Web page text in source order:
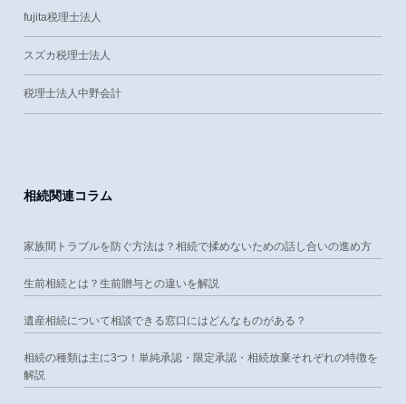
fujita税理士法人
スズカ税理士法人
税理士法人中野会計
相続関連コラム
家族間トラブルを防ぐ方法は？相続で揉めないための話し合いの進め方
生前相続とは？生前贈与との違いを解説
遺産相続について相談できる窓口にはどんなものがある？
相続の種類は主に3つ！単純承認・限定承認・相続放棄それぞれの特徴を
解説